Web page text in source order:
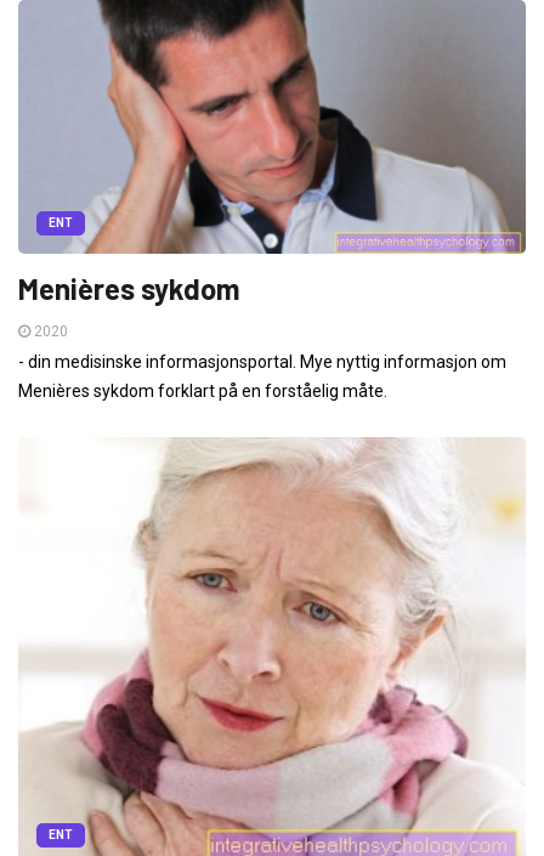
ENT
Menières sykdom
2020
- din medisinske informasjonsportal. Mye nyttig informasjon om
Menières sykdom forklart på en forståelig måte.
ENT